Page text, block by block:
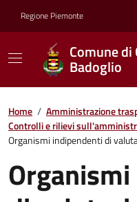
Regione Piemonte
Comune di
Badoglio
Home / Amministrazione
Controlli e rilievi
Organismi indipendenti di